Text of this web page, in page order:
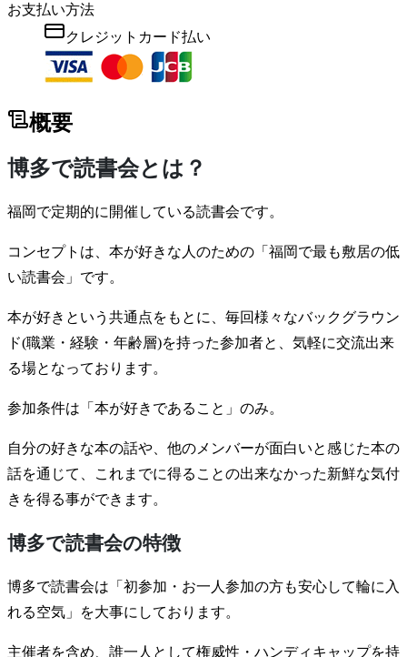
お支払い方法
クレジットカード払い
概要
博多で読書会とは？
福岡で定期的に開催している読書会です。
コンセプトは、本が好きな人のための「福岡で最も敷居の低
い読書会」です。
本が好きという共通点をもとに、毎回様々なバックグラウン
ド(職業・経験・年齢層)を持った参加者と、気軽に交流出来
る場となっております。
参加条件は「本が好きであること」のみ。
自分の好きな本の話や、他のメンバーが面白いと感じた本の
話を通じて、これまでに得ることの出来なかった新鮮な気付
きを得る事ができます。
博多で読書会の特徴
博多で読書会は「初参加・お一人参加の方も安心して輪に入
れる空気」を大事にしております。
主催者を含め、誰一人として権威性・ハンディキャップを持